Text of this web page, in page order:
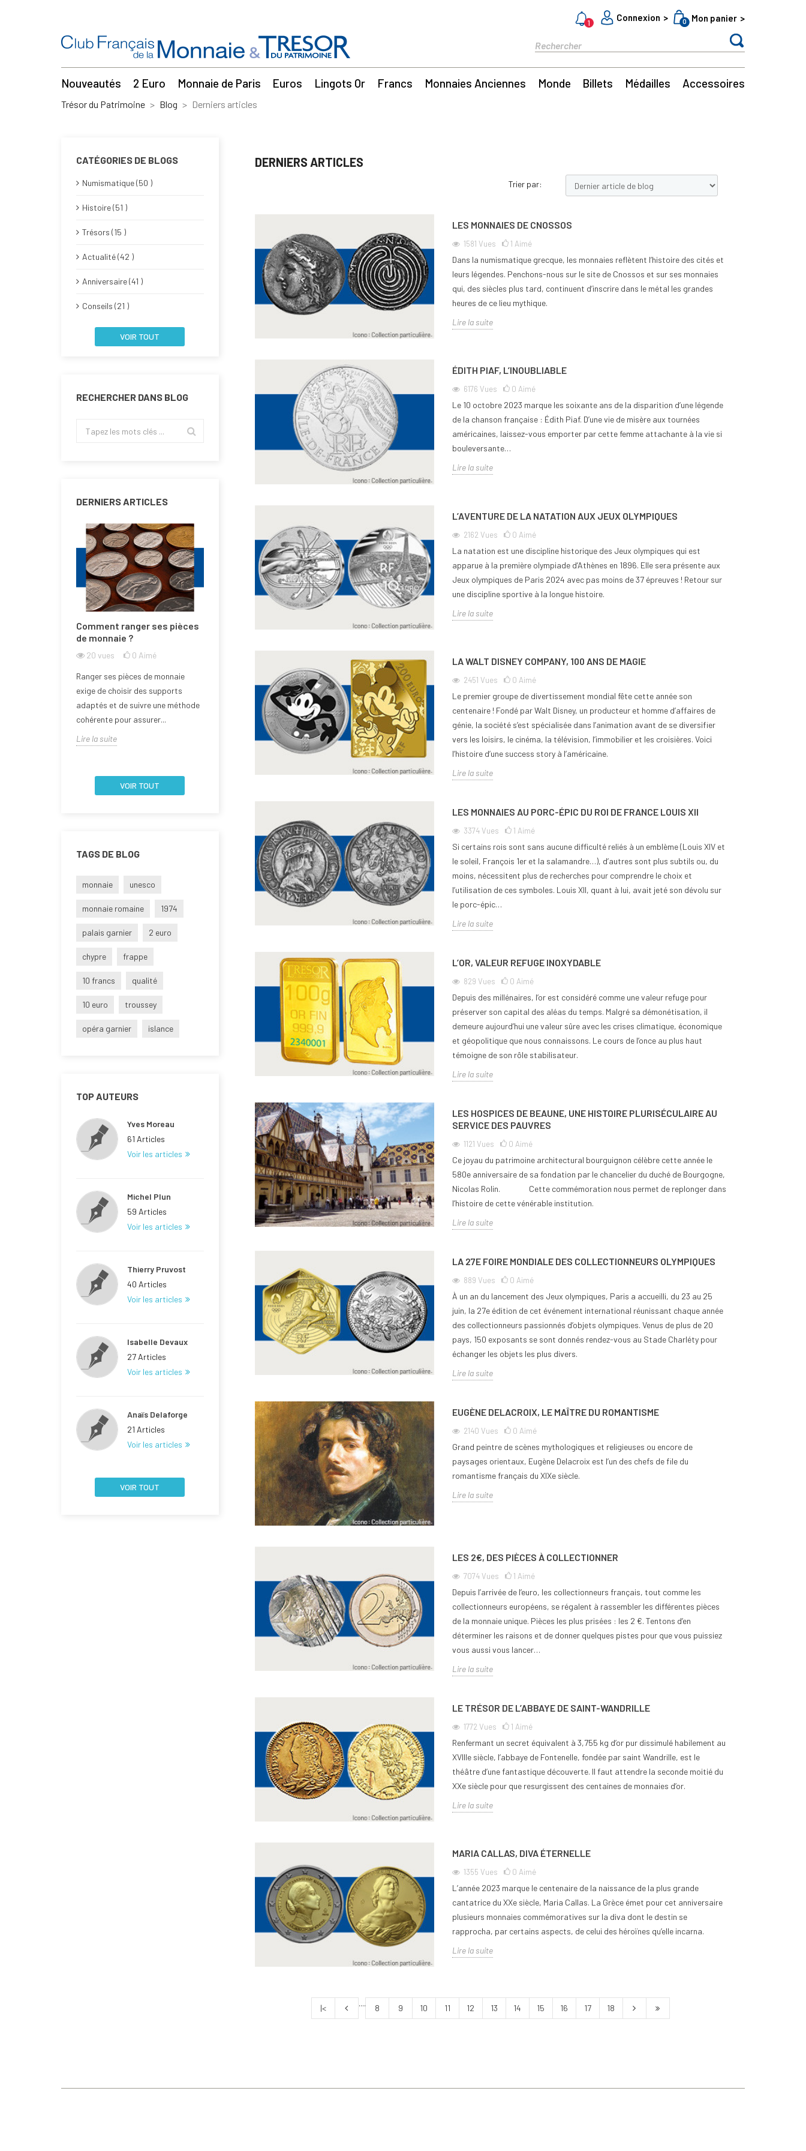
1
Connexion 0 Mon panier
Nouveautés 2 Euro Monnaie de Paris Euros Lingots Or Francs Monnaies Anciennes Monde Billets Médailles Accessoires
Trésor du Patrimoine Blog Derniers articles
CATÉGORIES DE BLOGS
Numismatique (50 )
Histoire (51 )
Trésors (15 )
Actualité (42 )
Anniversaire (41 )
Conseils (21 )
VOIR TOUT
RECHERCHER DANS BLOG
DERNIERS ARTICLES
Comment ranger ses pièces
de monnaie ?
20 vues 0 Aimé
Ranger ses pièces de monnaie
exige de choisir des supports
adaptés et de suivre une méthode
cohérente pour assurer...
Lire la suite
l'abîmer ?
Aimé
Aborder la question du nettoyage
d’une pièce de monnaie ancienne
nécessite une attention extrême à
la fragilité de la...
Comment commencer une
Commencer une collection de
monnaie est une aventure
passionnante qui séduit de plus en
plus de passionnés, qu’ils...
Lire la suite
Pour tout collectionneur passionné
Lire la suite
Lire la suite
VOIR TOUT
TAGS DE BLOG
monnaie unesco
monnaie romaine 1974
palais garnier 2 euro
chypre frappe
10 francs qualité
10 euro troussey
opéra garnier islance
TOP AUTEURS
Yves Moreau
61 Articles
Voir les articles
Michel Plun
59 Articles
Voir les articles
Thierry Pruvost
40 Articles
Voir les articles
Isabelle Devaux
27 Articles
Voir les articles
Anaïs Delaforge
21 Articles
Voir les articles
VOIR TOUT
DERNIERS ARTICLES
Trier par:
LES MONNAIES DE CNOSSOS
1581 Vues 1 Aimé
Dans la numismatique grecque, les monnaies reflètent l’histoire des cités et
leurs légendes. Penchons-nous sur le site de Cnossos et sur ses monnaies
qui, des siècles plus tard, continuent d’inscrire dans le métal les grandes
heures de ce lieu mythique.
Lire la suite
ÉDITH PIAF, L’INOUBLIABLE
6176 Vues 0 Aimé
Le 10 octobre 2023 marque les soixante ans de la disparition d’une légende
de la chanson française : Édith Piaf. D’une vie de misère aux tournées
américaines, laissez-vous emporter par cette femme attachante à la vie si
bouleversante…
Lire la suite
L’AVENTURE DE LA NATATION AUX JEUX OLYMPIQUES
2162 Vues 0 Aimé
La natation est une discipline historique des Jeux olympiques qui est
apparue à la première olympiade d’Athènes en 1896. Elle sera présente aux
Jeux olympiques de Paris 2024 avec pas moins de 37 épreuves ! Retour sur
une discipline sportive à la longue histoire.
Lire la suite
LA WALT DISNEY COMPANY, 100 ANS DE MAGIE
2451 Vues 0 Aimé
Le premier groupe de divertissement mondial fête cette année son
centenaire ! Fondé par Walt Disney, un producteur et homme d’affaires de
génie, la société s’est spécialisée dans l’animation avant de se diversifier
vers les loisirs, le cinéma, la télévision, l’immobilier et les croisières. Voici
l’histoire d’une success story à l’américaine.
Lire la suite
LES MONNAIES AU PORC-ÉPIC DU ROI DE FRANCE LOUIS XII
3374Vues 1 Aimé
Si certains rois sont sans aucune difficulté reliés à un emblème (Louis XIV et
le soleil, François 1er et la salamandre…), d’autres sont plus subtils ou, du
moins, nécessitent plus de recherches pour comprendre le choix et
l’utilisation de ces symboles. Louis XII, quant à lui, avait jeté son dévolu sur
le porc-épic…
Lire la suite
L’OR, VALEUR REFUGE INOXYDABLE
829 Vues 0 Aimé
Depuis des millénaires, l’or est considéré comme une valeur refuge pour
préserver son capital des aléas du temps. Malgré sa démonétisation, il
demeure aujourd’hui une valeur sûre avec les crises climatique, économique
et géopolitique que nous connaissons. Le cours de l’once au plus haut
témoigne de son rôle stabilisateur.
Lire la suite
LES HOSPICES DE BEAUNE, UNE HISTOIRE PLURISÉCULAIRE AU
SERVICE DES PAUVRES
1121 Vues 0 Aimé
Ce joyau du patrimoine architectural bourguignon célèbre cette année le
580e anniversaire de sa fondation par le chancelier du duché de Bourgogne,
Nicolas Rolin. Cette commémoration nous permet de replonger dans
l’histoire de cette vénérable institution.
Lire la suite
LA 27E FOIRE MONDIALE DES COLLECTIONNEURS OLYMPIQUES
889 Vues 0 Aimé
À un an du lancement des Jeux olympiques, Paris a accueilli, du 23 au 25
juin, la 27e édition de cet événement international réunissant chaque année
des collectionneurs passionnés d’objets olympiques. Venus de plus de 20
pays, 150 exposants se sont donnés rendez-vous au Stade Charléty pour
échanger les objets les plus divers.
Lire la suite
EUGÈNE DELACROIX, LE MAÎTRE DU ROMANTISME
2140 Vues 0 Aimé
Grand peintre de scènes mythologiques et religieuses ou encore de
paysages orientaux, Eugène Delacroix est l’un des chefs de file du
romantisme français du XIXe siècle.
Lire la suite
LES 2€, DES PIÈCES À COLLECTIONNER
7074Vues 1 Aimé
Depuis l’arrivée de l’euro, les collectionneurs français, tout comme les
collectionneurs européens, se régalent à rassembler les différentes pièces
de la monnaie unique. Pièces les plus prisées : les 2 €. Tentons d’en
déterminer les raisons et de donner quelques pistes pour que vous puissiez
vous aussi vous lancer…
Lire la suite
LE TRÉSOR DE L’ABBAYE DE SAINT-WANDRILLE
1772 Vues 1 Aimé
Renfermant un secret équivalent à 3,755 kg d’or pur dissimulé habilement au
XVIIIe siècle, l’abbaye de Fontenelle, fondée par saint Wandrille, est le
théâtre d’une fantastique découverte. Il faut attendre la seconde moitié du
XXe siècle pour que resurgissent des centaines de monnaies d’or.
Lire la suite
MARIA CALLAS, DIVA ÉTERNELLE
1355 Vues 0 Aimé
L’année 2023 marque le centenaire de la naissance de la plus grande
cantatrice du XXe siècle, Maria Callas. La Grèce émet pour cet anniversaire
plusieurs monnaies commémoratives sur la diva dont le destin se
rapprocha, par certains aspects, de celui des héroïnes qu’elle incarna.
Lire la suite
|< .... 8 9 10 11 12 13 14 15 16 17 18